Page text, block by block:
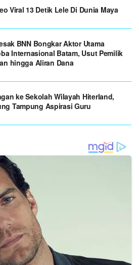
Viral 13 Detik Lele Di Dunia Maya
BNN Bongkar Aktor Utama
Internasional Batam, Usut Pemilik
hingga Aliran Dana
ke Sekolah Wilayah Hiterland,
Tampung Aspirasi Guru